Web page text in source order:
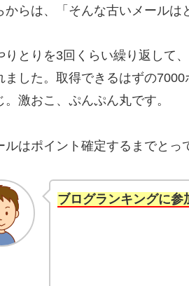
からは、「そんな古いメールは
りとりを3回くらい繰り返して
ました。取得できるはずの
。激おこ、ぷんぷん丸です。
ルはポイント確定するまでと
ブログランキングに参